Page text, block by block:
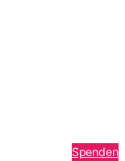
Spenden